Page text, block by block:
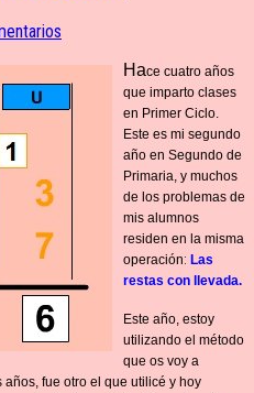
Hace cuatro años
que imparto clases
en Primer Ciclo.
Este es mi segundo
año en Segundo de
Primaria, y muchos
de los problemas de
mis alumnos
residen en la misma
operación: Las
restas con llevada.
Este año, estoy
utilizando el método
que os voy a
fue otro el que utilicé y hoy